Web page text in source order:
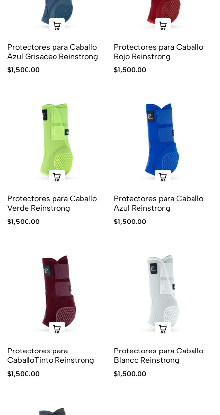
Protectores para Caballo
Azul Grisaceo Reinstrong
$1,500.00
Protectores para Caballo
Rojo Reinstrong
$1,500.00
Protectores para Caballo
Verde Reinstrong
$1,500.00
Protectores para Caballo
Azul Reinstrong
$1,500.00
Protectores para
CaballoTinto Reinstrong
$1,500.00
Protectores para Caballo
Blanco Reinstrong
$1,500.00